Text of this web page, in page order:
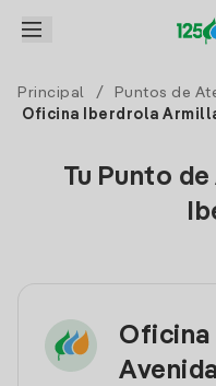
Principal / Puntos de
Oficina Iberdrola
Tu Punto
Oficina